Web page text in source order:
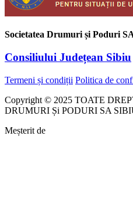
Societatea Drumuri și Poduri
Consiliului Județean Sibiu
Termeni și condiții Politica de
Copyright © 2025 TOATE
DRUMURI Și PODURI SA
Meșterit de